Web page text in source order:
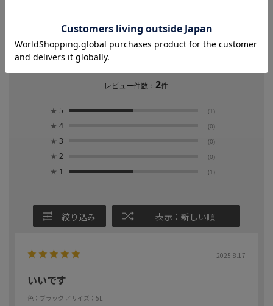
レビュー件数：2件
★ 5 (1)
★ 4 (0)
★ 3 (0)
★ 2 (0)
★ 1 (1)
絞り込み 表示：新しい順
2025.8.17
いいです
色：ブラック ／サイズ：5L